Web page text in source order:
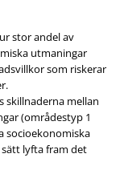
stor andel av
utmaningar
som riskerar
skillnaderna mellan
(områdestyp 1
socioekonomiska
lyfta fram det